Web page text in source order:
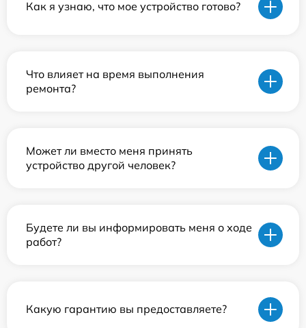
Как я узнаю, что мое устройство готово?
Что влияет на время выполнения
ремонта?
Может ли вместо меня принять
устройство другой человек?
Будете ли вы информировать меня о ходе
работ?
Какую гарантию вы предоставляете?